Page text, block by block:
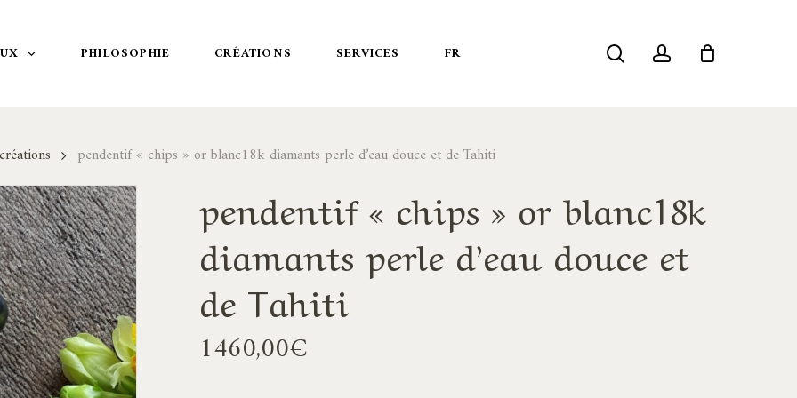
PHILOSOPHIE CRÉATIONS SERVICES FR searchaccount
pendentif « chips » or blanc18k diamants perle d’eau douce et de Tahiti
pendentif « chips » or blanc18k
diamants perle d’eau douce et
de Tahiti
1460,00€